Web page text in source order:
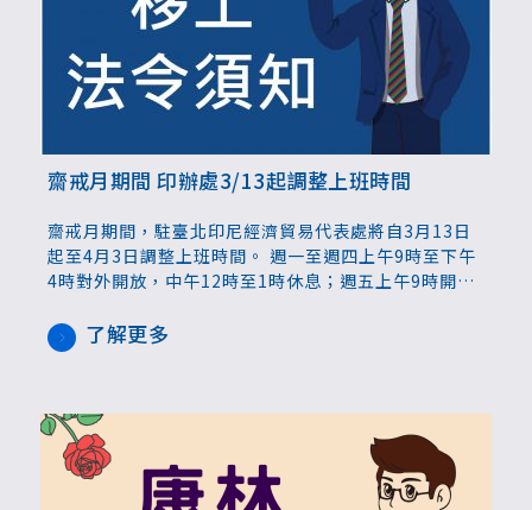
齋戒月期間 印辦處3/13起調整上班時間
齋戒月期間，駐臺北印尼經濟貿易代表處將自3月13日
起至4月3日調整上班時間。 週一至週四上午9時至下午
4時對外開放，中午12時至1時休息；週五上午9時開始
分。提醒仲介業者及洽公民眾留意。
了解更多